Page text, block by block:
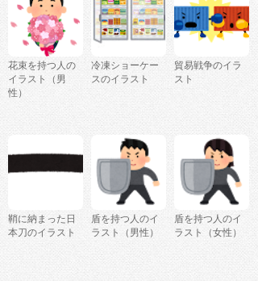
花束を持つ人の
イラスト（男
性）
冷凍ショーケー
スのイラスト
貿易戦争のイラ
スト
鞘に納まった日
本刀のイラスト
盾を持つ人のイ
ラスト（男性）
盾を持つ人のイ
ラスト（女性）